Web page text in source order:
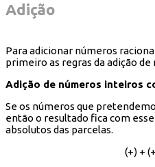
Adição
Para adicionar números
primeiro as regras da adição
Adição de números inteiros
Se os números que
então o resultado fica com
absolutos das parcelas.
(+) +